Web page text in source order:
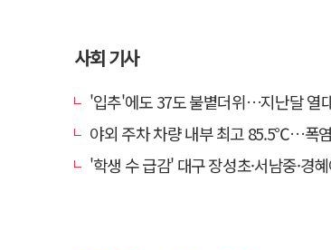
사회 기사
'입추'에도 37도 불볕더위…지난달 열
야외 주차 차량 내부 최고 85.5℃…폭염 속 온열질
'학생 수 급감' 대구 장성초·서남중·경혜여중, 내